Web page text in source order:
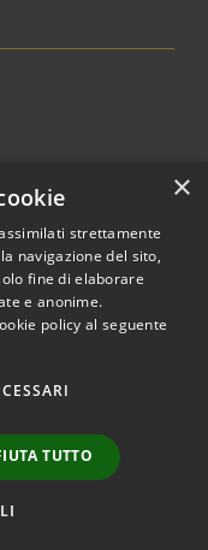
© 2026 • Comune di
•
Accesso
redazione
×
strettamente
navigazione del sito,
fine di elaborare
e anonime.
policy al seguente
TUTTO